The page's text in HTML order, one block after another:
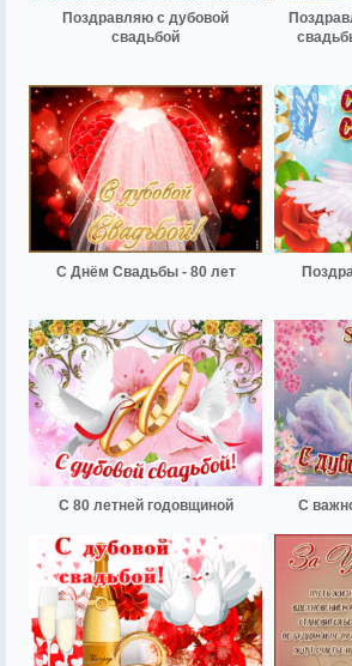
Поздравляю с дубовой
свадьбой
С Днём Свадьбы - 80 лет
С 80 летней годовщиной С